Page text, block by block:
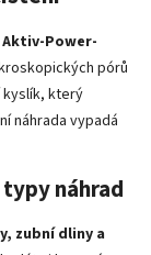
Power-
pórů
kyslík, který
náhrada vypadá
náhrad
zubní dliny a